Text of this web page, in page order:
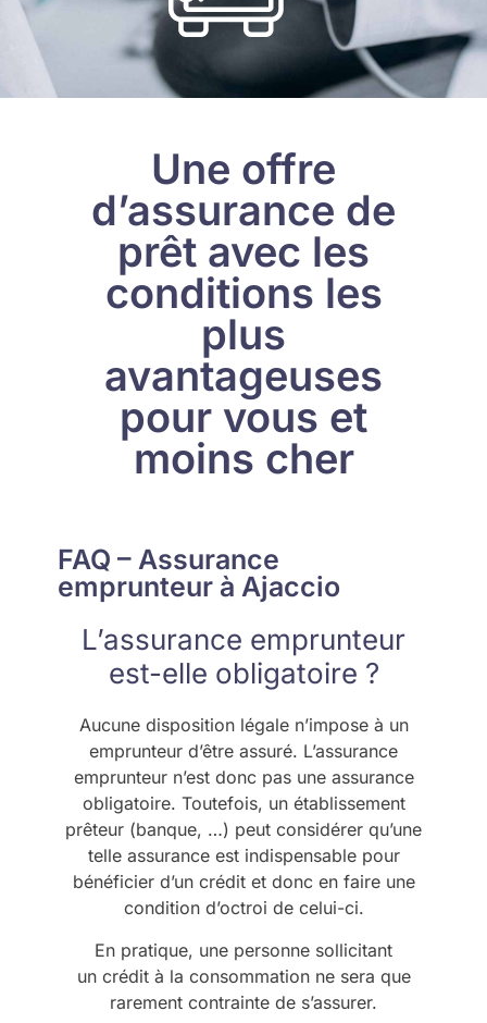
Une offre
d’assurance de
prêt avec les
conditions les
plus
avantageuses
pour vous et
moins cher
FAQ – Assurance
emprunteur à Ajaccio
L’assurance emprunteur
est-elle obligatoire ?
Aucune disposition légale n’impose à un
emprunteur d’être assuré. L’assurance
emprunteur n’est donc pas une assurance
obligatoire. Toutefois, un établissement
prêteur (banque, …) peut considérer qu’une
telle assurance est indispensable pour
bénéficier d’un crédit et donc en faire une
condition d’octroi de celui-ci.
En pratique, une personne sollicitant
un crédit à la consommation ne sera que
rarement contrainte de s’assurer.